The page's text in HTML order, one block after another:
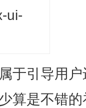
于引导用
算是不错